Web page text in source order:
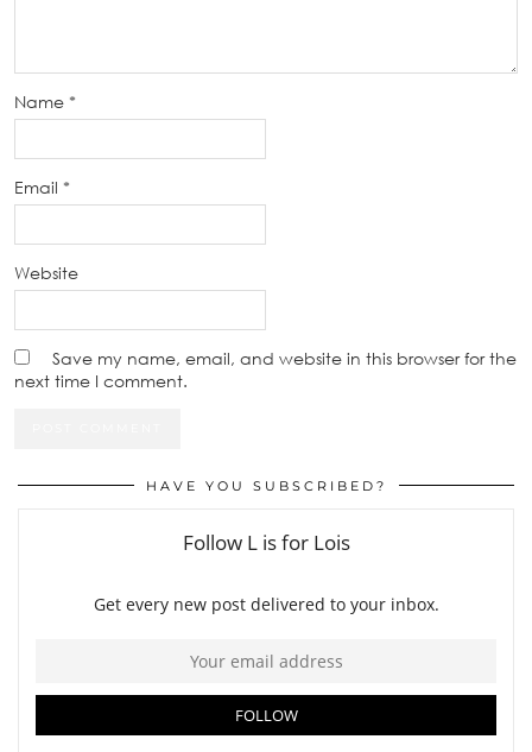
Name *
Email *
Website
Save my name, email, and website in this browser for the
next time I comment.
HAVE YOU SUBSCRIBED?